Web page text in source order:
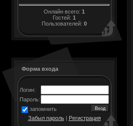
Онлайн всего: 1
Гостей: 1
Пользователей: 0
Форма входа
Логин:
Пароль:
запомнить
Забыл пароль| Регистрация